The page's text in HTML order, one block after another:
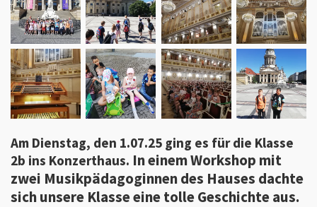
Am Dienstag, den 1.07.25 ging es für die Klasse
2b ins Konzerthaus. In einem Workshop mit
zwei Musikpädagoginnen des Hauses dachte
sich unsere Klasse eine tolle Geschichte aus.